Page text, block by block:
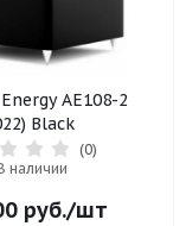
AE108-2
Black
(0)
наличии
руб./шт